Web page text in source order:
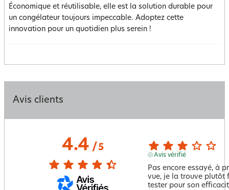
Économique et réutilisable, elle est la solution durable pour
un congélateur toujours impeccable. Adoptez cette
innovation pour un quotidien plus serein !
Avis clients
4.4/ 5
Avis vérifié
Pas encore essayé, à
vue, je la trouve plutôt
tester pour son